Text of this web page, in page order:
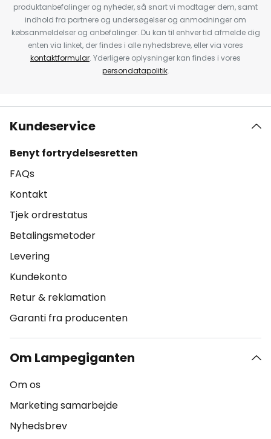
produktanbefalinger og nyheder, så snart vi modtager dem, samt
indhold fra partnere og undersøgelser og anmodninger om
købsanmeldelser og anbefalinger. Du kan til enhver tid afmelde dig
enten via linket, der findes i alle nyhedsbreve, eller via vores
kontaktformular. Yderligere oplysninger kan findes i vores
persondatapolitik.
Kundeservice
Benyt fortrydelsesretten
FAQs
Kontakt
Tjek ordrestatus
Betalingsmetoder
Levering
Kundekonto
Retur & reklamation
Garanti fra producenten
Om Lampegiganten
Om os
Marketing samarbejde
Nyhedsbrev